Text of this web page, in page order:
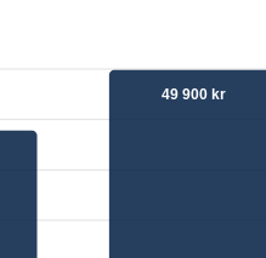
49 900 kr